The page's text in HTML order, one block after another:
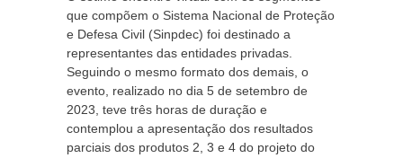
que compõem o Sistema Nacional de Proteção
e Defesa Civil (Sinpdec) foi destinado a
representantes das entidades privadas.
Seguindo o mesmo formato dos demais, o
evento, realizado no dia 5 de setembro de
2023, teve três horas de duração e
contemplou a apresentação dos resultados
parciais dos produtos 2, 3 e 4 do projeto do